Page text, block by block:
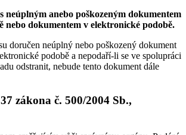
neúplným anebo poškozeným dokumentem
nebo dokumentem v elektronické podobě.
doručen neúplný nebo poškozený dokument
podobě a nepodaří-li se ve spolupráci
odstranit, nebude tento dokument dále
zákona č. 500/2004 Sb.,